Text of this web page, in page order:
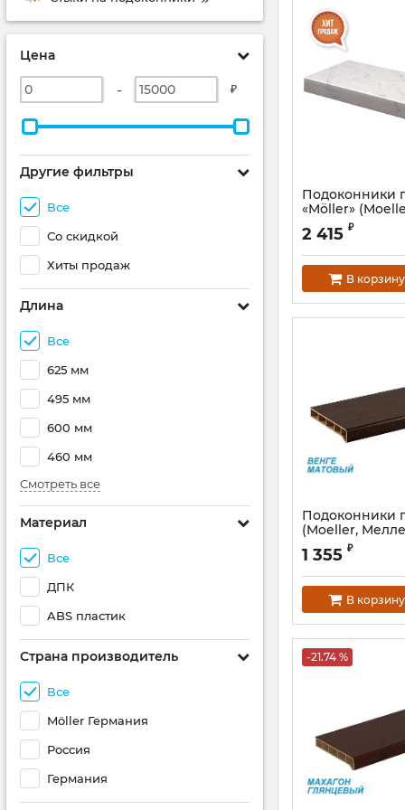
Цена
- ₽
Другие фильтры
Все
Со скидкой
Хиты продаж
Длина
Все
625 мм
495 мм
600 мм
460 мм
Смотреть все
Материал
Все
ДПК
ABS пластик
Страна производитель
Все
Möller Германия
Россия
Германия
Подоконники
«Möller»
LD-40 белый
2 415 ₽
В корзину
Подоконники
(Moeller,
матовый венге
Артикул:
1 355 ₽
В корзину
-21.74 %